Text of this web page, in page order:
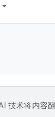
技术将内容